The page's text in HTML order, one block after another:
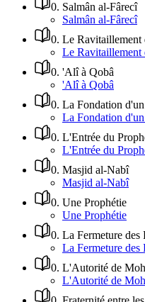
0. Salmân al-Fârecî
Salmân al-Fârecî
0. Le Ravitaillement
Le Ravitaillement
0. 'Alî à Qobâ
'Alî à Qobâ
0. La Fondation
La Fondation
0. L'Entrée du
L'Entrée du
0. Masjid al-Nabî
Masjid al-Nabî
0. Une Prophétie
Une Prophétie
0. La Fermeture des
La Fermeture des
0. L'Autorité de
L'Autorité de